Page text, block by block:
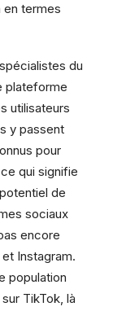
en termes
du
plateforme
utilisateurs
y passent
pour
qui signifie
de
sociaux
encore
Instagram.
population
TikTok, là